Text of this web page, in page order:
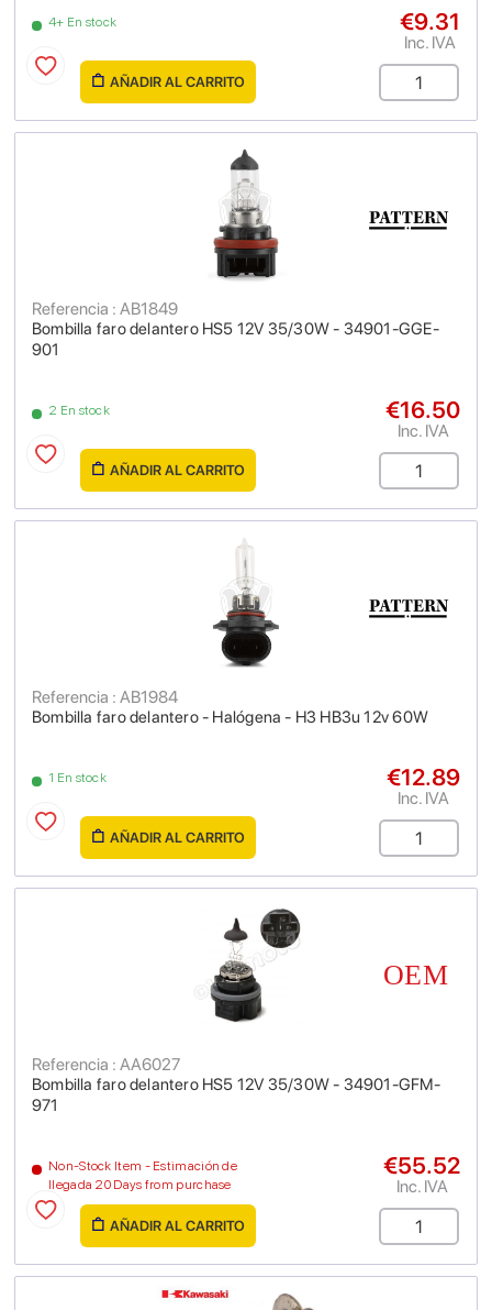
4+ En stock €9.31
Inc. IVA
AÑADIR AL CARRITO
Bombilla faro delantero HS5 12V 35/30W - 34901-GGE-
901
Referencia : AB1849
2 En stock €16.50
Inc. IVA
AÑADIR AL CARRITO
Bombilla faro delantero - Halógena - H3 HB3u 12v 60W
Referencia : AB1984
1 En stock €12.89
Inc. IVA
AÑADIR AL CARRITO
Bombilla faro delantero HS5 12V 35/30W - 34901-GFM-
971
Referencia : AA6027
Non-Stock Item - Estimación de
llegada 20 Days from purchase
€55.52
Inc. IVA
AÑADIR AL CARRITO